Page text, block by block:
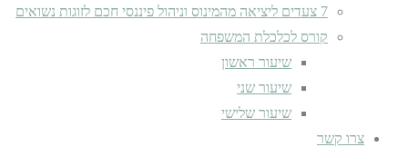
7 צעדים ליציאה מהמינוס וניהול פיננסי חכם לזוגות נשואים
קורס לכלכלת המשפחה
שיעור ראשון
שיעור שני
שיעור שלישי
צרו קשר